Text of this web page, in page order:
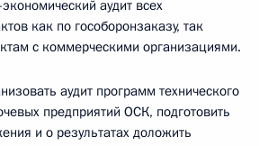
аудит всех
как по гособоронзаказу, так
с коммерческими организациями.
аудит программ технического
предприятий ОСК, подготовить
и о результатах доложить